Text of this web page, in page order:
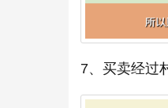
7、买卖经过